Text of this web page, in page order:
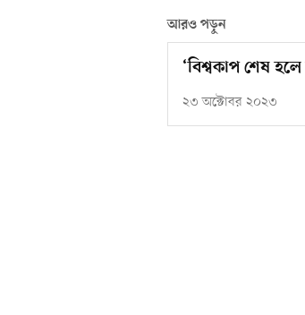
আরও পড়ুন
‘বিশ্বকাপ শেষ
২৩ অক্টোবর ২০২৩